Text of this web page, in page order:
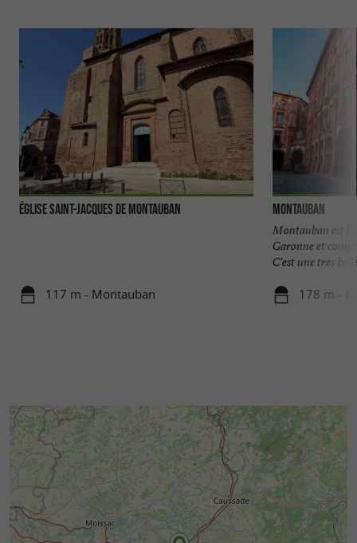
Église Saint-Jacques de Montauban
117 m - Montauban
Montauban
Montauban est
Garonne et
C'est une très
178 m -